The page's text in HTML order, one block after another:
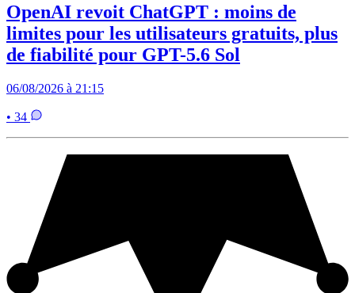
OpenAI revoit ChatGPT : moins de
limites pour les utilisateurs gratuits, plus
de fiabilité pour GPT-5.6 Sol
06/08/2026 à 21:15
• 34